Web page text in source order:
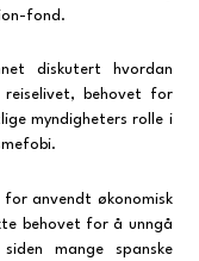
fond.
diskutert hvordan
reiselivet, behovet for
myndigheters rolle i
anvendt økonomisk
behovet for å unngå
mange spanske